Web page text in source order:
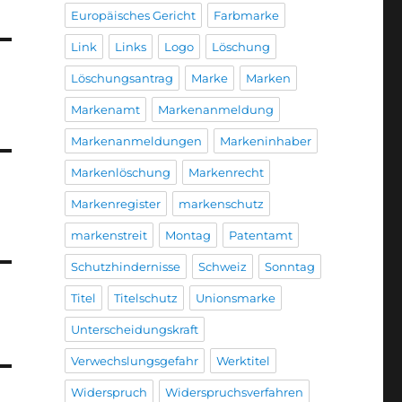
Europäisches Gericht Farbmarke
Link Links Logo Löschung
Löschungsantrag Marke Marken
Markenamt Markenanmeldung
Markenanmeldungen Markeninhaber
Markenlöschung Markenrecht
Markenregister markenschutz
markenstreit Montag Patentamt
Schutzhindernisse Schweiz Sonntag
Titel Titelschutz Unionsmarke
Unterscheidungskraft
Verwechslungsgefahr Werktitel
Widerspruch Widerspruchsverfahren